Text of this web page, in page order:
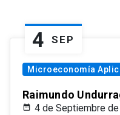
4 SEP
Microeconomía
Raimundo
4 de Septiembre